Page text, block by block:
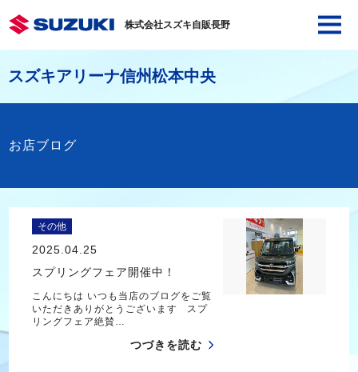
株式会社スズキ自販長野
スズキアリーナ信州松本中央
お店ブログ
その他
2025.04.25
スプリングフェア開催中！
こんにちは いつも当店のブログをご覧
いただきありがとうございます スプ
リングフェア絶賛…
つづきを読む